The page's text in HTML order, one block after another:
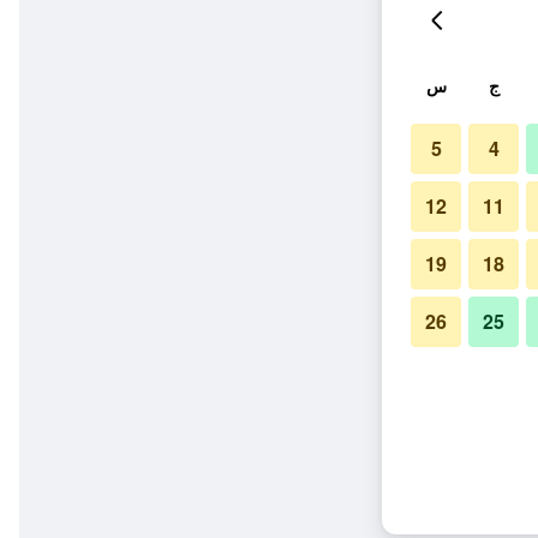
ج س
4
5
11
12
18
19
25
26